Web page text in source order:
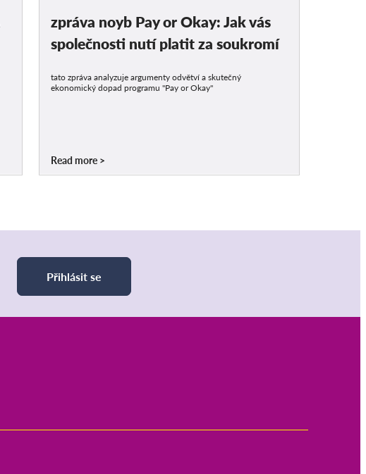
zpráva noyb Pay or Okay: Jak vás
společnosti nutí platit za soukromí
tato zpráva analyzuje argumenty odvětví a skutečný
ekonomický dopad programu "Pay or Okay"
Read more
Přihlásit se